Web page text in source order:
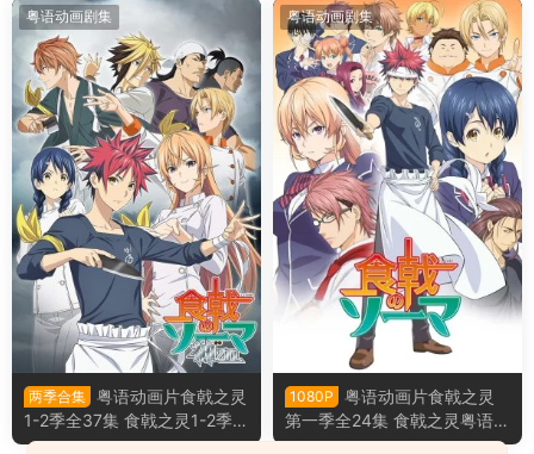
粤语动画剧集
两季合集 粤语动画片食戟之灵
1-2季全37集 食戟之灵1-2季粤
语版[1080P合成版]
粤语动画剧集
1080P
粤语动画片食戟之灵
第一季全24集 食戟之灵粤语版
[录影版]